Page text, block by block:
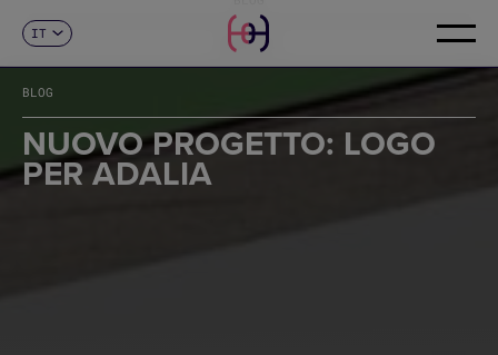
EN
FR
DE
IT
PT
CONTATTI
BLOG
NUOVO PROGETTO: LOGO
PER ADALIA